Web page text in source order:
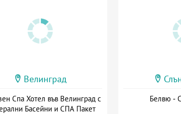
Велинград
Спа Хотел във Велинград с
Басейни и СПА Пакет
Белвю -